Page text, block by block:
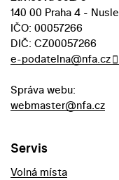
140 00 Praha 4 - Nusle
IČO: 00057266
DIČ: CZ00057266
e-podatelna@nfa.cz
Správa webu:
webmaster@nfa.cz
Servis
Volná místa